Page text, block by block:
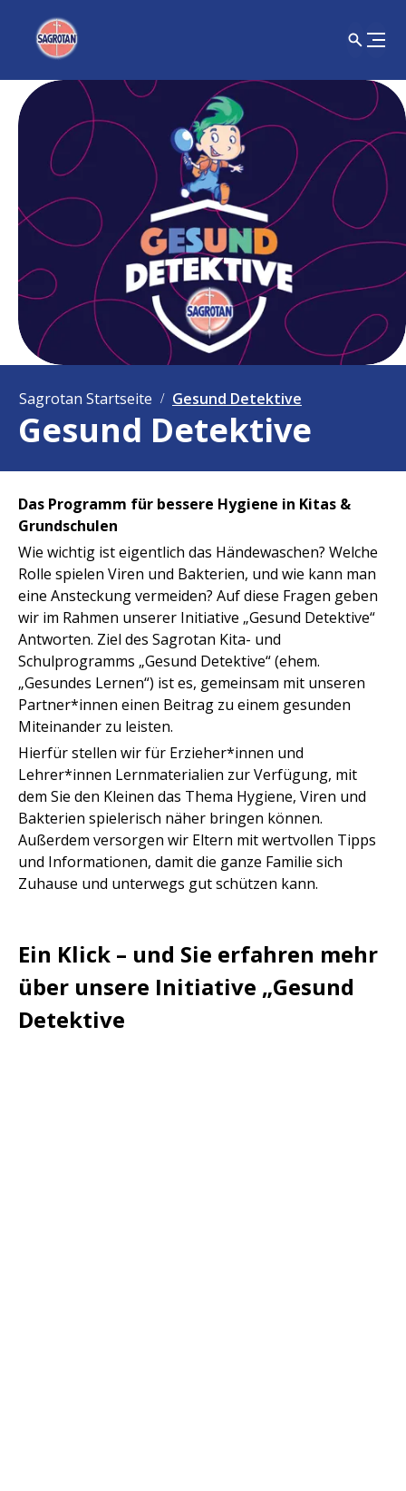
Sagrotan Startseite Gesund Detektive
Gesund Detektive
Das Programm für bessere Hygiene in Kitas &
Grundschulen
Wie wichtig ist eigentlich das Händewaschen? Welche
Rolle spielen Viren und Bakterien, und wie kann man
eine Ansteckung vermeiden? Auf diese Fragen geben
wir im Rahmen unserer Initiative „Gesund Detektive“
Antworten. Ziel des Sagrotan Kita- und
Schulprogramms „Gesund Detektive“ (ehem.
„Gesundes Lernen“) ist es, gemeinsam mit unseren
Partner*innen einen Beitrag zu einem gesunden
Miteinander zu leisten.
Hierfür stellen wir für Erzieher*innen und
Lehrer*innen Lernmaterialien zur Verfügung, mit
dem Sie den Kleinen das Thema Hygiene, Viren und
Bakterien spielerisch näher bringen können.
Außerdem versorgen wir Eltern mit wertvollen Tipps
und Informationen, damit die ganze Familie sich
Zuhause und unterwegs gut schützen kann.
Ein Klick – und Sie erfahren mehr
über unsere Initiative „Gesund
Detektive